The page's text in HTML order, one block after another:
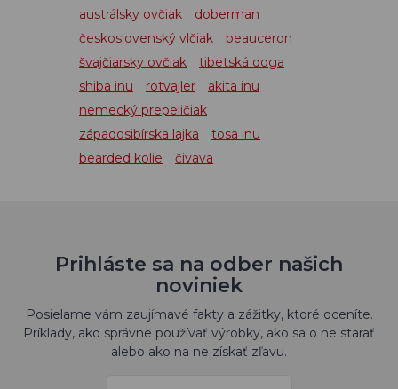
austrálsky ovčiak
doberman
československý vlčiak
beauceron
švajčiarsky ovčiak
tibetská doga
shiba inu
rotvajler
akita inu
nemecký prepeličiak
západosibírska lajka
tosa inu
bearded kolie
čivava
Prihláste sa na odber našich
noviniek
Posielame vám zaujímavé fakty a zážitky, ktoré oceníte.
Príklady, ako správne používať výrobky, ako sa o ne starať
alebo ako na ne získať zľavu.